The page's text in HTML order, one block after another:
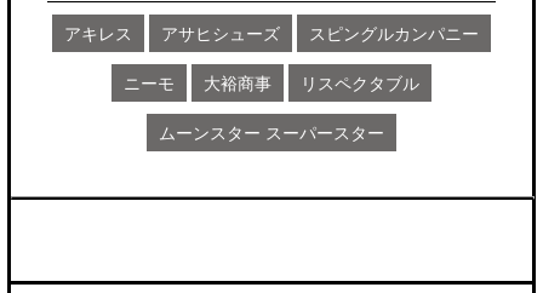
アキレス アサヒシューズ スピングルカンパニー
ニーモ 大裕商事 リスペクタブル
ムーンスター スーパースター